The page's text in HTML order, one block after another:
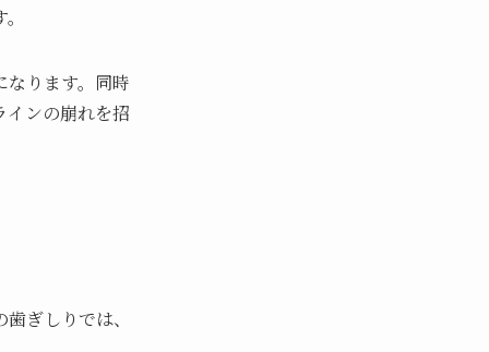
なります。同時
インの崩れを招
ぎしりでは、